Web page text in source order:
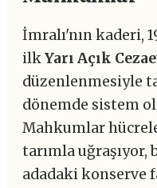
İmralı'nın kaderi,
ilkYarı Açık
düzenlenmesiyle
dönemde sistem
Mahkumlar
tarımla uğraşıyor,
adadaki konserve